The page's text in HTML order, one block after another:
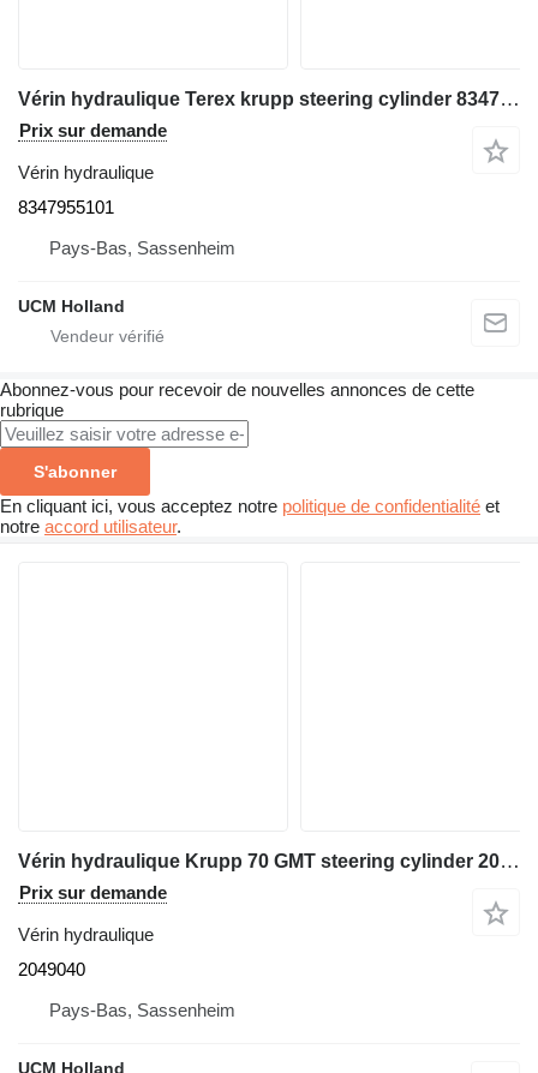
Vérin hydraulique Terex krupp steering cylinder 8347955101 pour grue mobile
Prix sur demande
Vérin hydraulique
8347955101
Pays-Bas, Sassenheim
UCM Holland
Abonnez-vous pour recevoir de nouvelles annonces de cette
rubrique
S'abonner
En cliquant ici, vous acceptez notre politique de confidentialité et
notre accord utilisateur.
Vérin hydraulique Krupp 70 GMT steering cylinder 2049040 pour grue mobile
Prix sur demande
Vérin hydraulique
2049040
Pays-Bas, Sassenheim
UCM Holland